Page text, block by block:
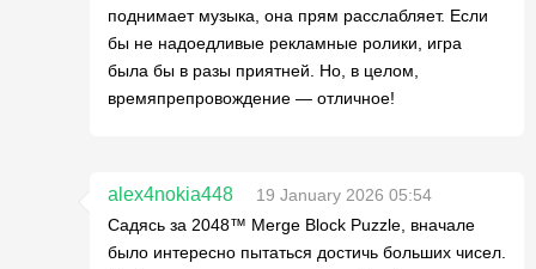
поднимает музыка, она прям расслабляет. Если
бы не надоедливые рекламные ролики, игра
была бы в разы приятней. Но, в целом,
времяпрепровождение — отличное!
alex4nokia448
19 January 2026 05:54
Садясь за 2048™ Merge Block Puzzle, вначале
было интересно пытаться достичь больших чисел.